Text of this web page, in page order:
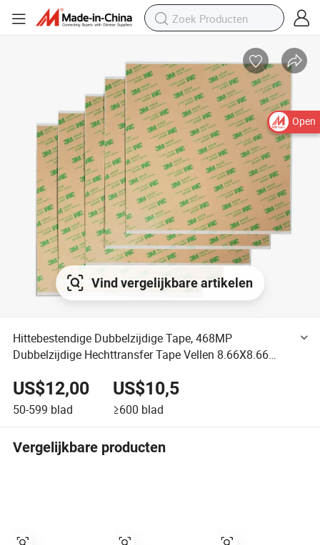
Open
Vind vergelijkbare artikelen
Hittebestendige Dubbelzijdige Tape, 468MP
Dubbelzijdige Hechttransfer Tape Vellen 8.66X8.66
US$12,00
50-599 blad
US$10,5
≥600 blad
Vergelijkbare producten